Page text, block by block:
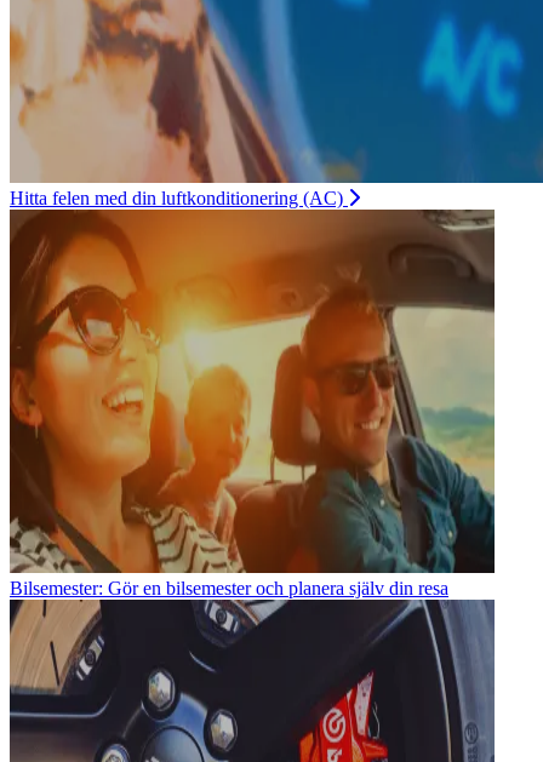
Hitta felen med din luftkonditionering (AC)
Bilsemester: Gör en bilsemester och planera själv din resa